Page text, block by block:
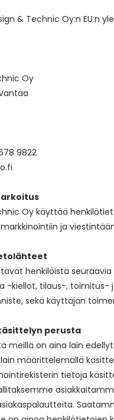
& Technic Oy:n EU:n
Oy
9822
Oy käyttää
ja
henkilöistä
-kiellot, tilaus-, toimitus-
sekä käyttäjän
perusta
meillä on aina lain
määrittelemällä
tietoja